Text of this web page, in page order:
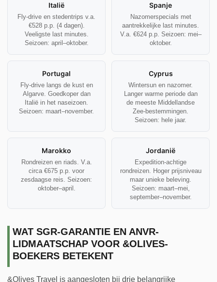
Italië
Fly-drive en stedentrips v.a.
€528 p.p. (4 dagen).
Veeligste last minutes.
Seizoen: april–oktober.
Spanje
Nazomerspecials met
aantrekkelijke last minutes.
V.a. €624 p.p. Seizoen: mei–
oktober.
Portugal
Fly-drive langs de kust en
Algarve. Goedkoper dan
Italië in het naseizoen.
Seizoen: maart–november.
Cyprus
Wintersun en nazomer.
Langer warme periode dan
de meeste Middellandse
Zee-bestemmingen.
Seizoen: hele jaar.
Marokko
Rondreizen en riads. V.a.
circa €675 p.p. voor
zesdaagse reis. Seizoen:
oktober–april.
Jordanië
Expedition-achtige
rondreizen. Hoger prijsniveau
maar unieke beleving.
Seizoen: maart–mei,
september–november.
WAT SGR-GARANTIE EN ANVR-
LIDMAATSCHAP VOOR &OLIVES-
BOEKERS BETEKENT
&Olives Travel is aangesloten bij drie belangrijke